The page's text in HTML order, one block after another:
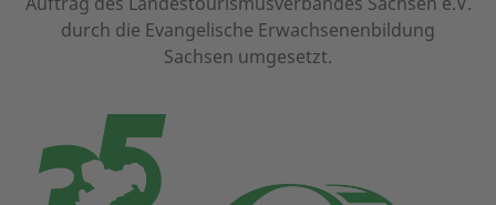
durch die Evangelische Erwachsenenbildung
Sachsen umgesetzt.